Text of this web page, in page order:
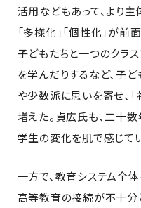
活用などもあって、より
「多様化」「個性化」が
子どもたちと一つのクラ
を学んだりするなど、子
や少数派に思いを寄せ、
増えた。貞広氏も、二十
学生の変化を肌で感じて
一方で、教育システム全
高等教育の接続が不十分